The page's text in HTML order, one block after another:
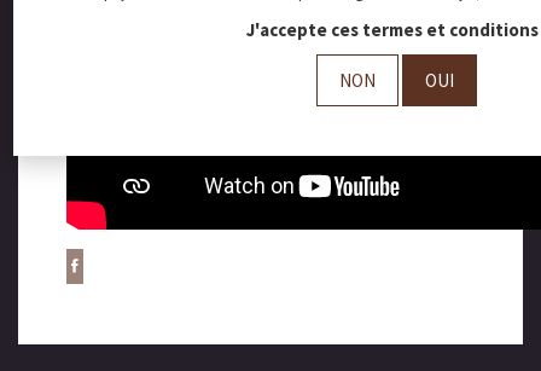
J'accepte ces termes et conditions
NON OUI